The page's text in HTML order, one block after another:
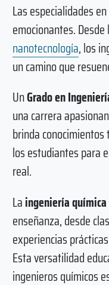
Las especialidades
emocionantes. Desde
nanotecnología, los
un camino que
UnGrado en
una carrera
brinda
los estudiantes para
real.
Laingeniería química
enseñanza, desde
experiencias
Esta versatilidad
ingenieros químicos